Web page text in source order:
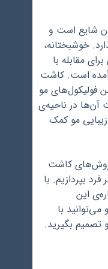
شایع است و
خوشبختانه،
مقابله با
است. کاشت
فولیکول‌های مو
آن‌ها در ناحیه‌ی
مو کمک
روش‌های کاشت
بپردازیم. با
این
با
تصمیم بگیرید.